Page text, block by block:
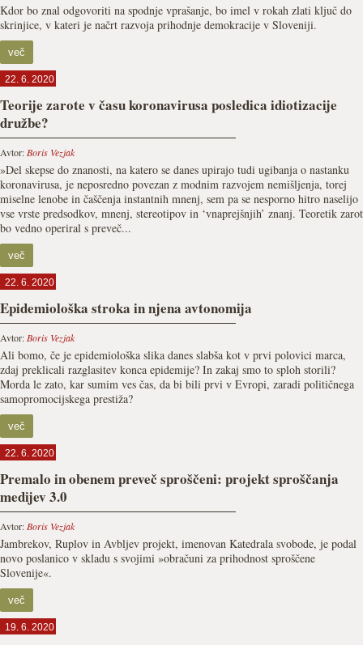
Kdor bo znal odgovoriti na spodnje vprašanje, bo imel v rokah zlati ključ do
skrinjice, v kateri je načrt razvoja prihodnje demokracije v Sloveniji.
več
22. 6. 2020
Teorije zarote v času koronavirusa posledica idiotizacije
družbe?
Avtor: Boris Vezjak
»Del skepse do znanosti, na katero se danes upirajo tudi ugibanja o nastanku
koronavirusa, je neposredno povezan z modnim razvojem nemišljenja, torej
miselne lenobe in čaščenja instantnih mnenj, sem pa se nesporno hitro naselijo
vse vrste predsodkov, mnenj, stereotipov in ‘vnaprejšnjih’ znanj. Teoretik zarot
bo vedno operiral s preveč...
več
22. 6. 2020
Epidemiološka stroka in njena avtonomija
Avtor: Boris Vezjak
Ali bomo, če je epidemiološka slika danes slabša kot v prvi polovici marca,
zdaj preklicali razglasitev konca epidemije? In zakaj smo to sploh storili?
Morda le zato, kar sumim ves čas, da bi bili prvi v Evropi, zaradi političnega
samopromocijskega prestiža?
več
22. 6. 2020
Premalo in obenem preveč sproščeni: projekt sproščanja
medijev 3.0
Avtor: Boris Vezjak
Jambrekov, Ruplov in Avbljev projekt, imenovan Katedrala svobode, je podal
novo poslanico v skladu s svojimi »obračuni za prihodnost sproščene
Slovenije«.
več
19. 6. 2020